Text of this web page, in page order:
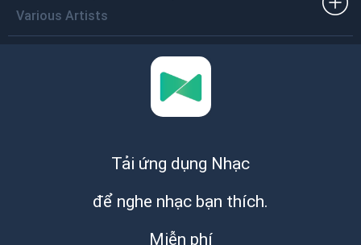
Various Artists
Tải ứng dụng Nhạc
để nghe nhạc bạn thích.
Miễn phí